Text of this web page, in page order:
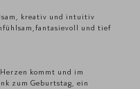
kreativ und intuitiv
und tief
kommt und im
zum Geburtstag, ein